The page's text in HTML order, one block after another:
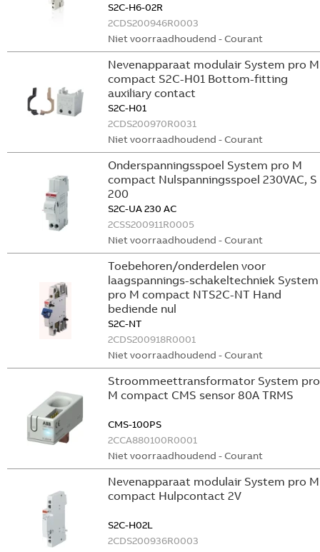
S2C-H6-02R
2CDS200946R0003
Niet voorraadhoudend - Courant
Nevenapparaat modulair System pro M
compact S2C-H01 Bottom-fitting
auxiliary contact
S2C-H01
2CDS200970R0031
Niet voorraadhoudend - Courant
Onderspanningsspoel System pro M
compact Nulspanningsspoel 230VAC, S
200
S2C-UA 230 AC
2CSS200911R0005
Niet voorraadhoudend - Courant
Toebehoren/onderdelen voor
laagspannings-schakeltechniek System
pro M compact NTS2C-NT Hand
bediende nul
S2C-NT
2CDS200918R0001
Niet voorraadhoudend - Courant
Stroommeettransformator System pro
M compact CMS sensor 80A TRMS
CMS-100PS
2CCA880100R0001
Niet voorraadhoudend - Courant
Nevenapparaat modulair System pro M
compact Hulpcontact 2V
S2C-H02L
2CDS200936R0003